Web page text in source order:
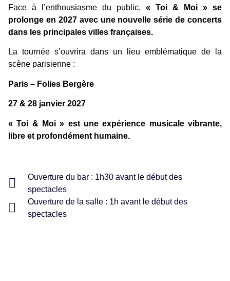
Face à l’enthousiasme du public, « Toi & Moi » se
prolonge en 2027 avec une nouvelle série de concerts
dans les principales villes françaises.
La tournée s’ouvrira dans un lieu emblématique de la
scène parisienne :
Paris – Folies Bergère
27 & 28 janvier 2027
« Toi & Moi » est une expérience musicale vibrante,
libre et profondément humaine.
Ouverture du bar : 1h30 avant le début des
spectacles
Ouverture de la salle : 1h avant le début des
spectacles